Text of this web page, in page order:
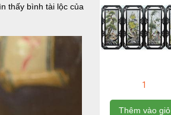
thấy bình tài lộc của
1
Thêm vào giỏ